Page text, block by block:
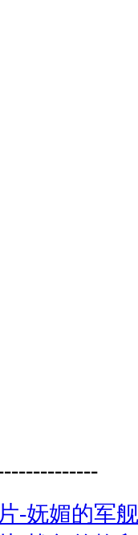
-妩媚的军